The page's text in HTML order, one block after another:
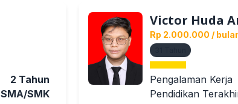
2 Tahun
SMA/SMK
Victor Huda
Rp 2.000.000 /
Pengalaman Kerja
Pendidikan